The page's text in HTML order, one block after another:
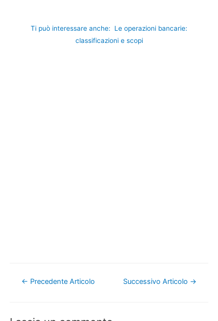
Ti può interessare anche:
Le operazioni bancarie:
classificazioni e scopi
Navigazione
← Precedente Articolo Successivo Articolo →